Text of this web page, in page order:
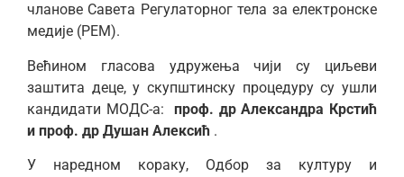
чланове Савета Регулаторног тела за електронске
медије (РЕМ).
Већином гласова удружења чији су циљеви
заштита деце, у скупштинску процедуру су ушли
кандидати МОДС-а: проф. др Александра Крстић
и проф. др Душан Алексић .
У наредном кораку, Одбор за културу и